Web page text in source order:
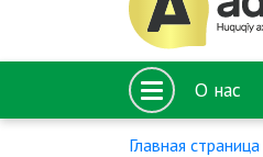
О нас
Главная страница